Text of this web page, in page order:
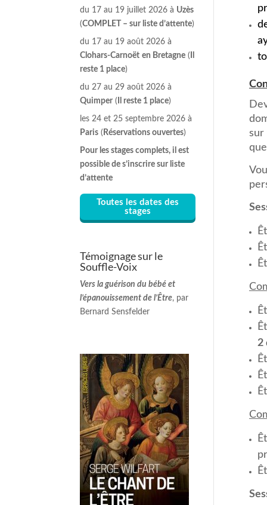
du 17 au 19 juillet 2026 à Uzès
(COMPLET – sur liste d’attente)
du 17 au 19 août 2026 à
Clohars-Carnoët en Bretagne (
reste 1 place)
du 27 au 29 août 2026 à
Quimper ( Il reste 1 place)
les 24 et 25 septembre 2026 à
Paris ( Réservations ouvertes)
Pour les stages complets, il est
possible de s’inscrire sur liste
d’attente
Toutes les dates des
stages
Témoignage sur le
Souffle-Voix
Vers la guérison du bébé et
l’épanouissement de l’Être, par
Bernard Sensfelder
sur
2